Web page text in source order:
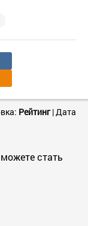
Рейтинг|Дата
стать